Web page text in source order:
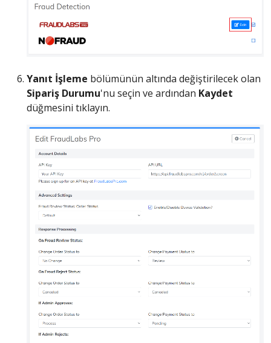
Yanıt İşleme bölümünün altında değiştirilecek olan
Sipariş Durumu'nu seçin ve ardından Kaydet
düğmesini tıklayın.